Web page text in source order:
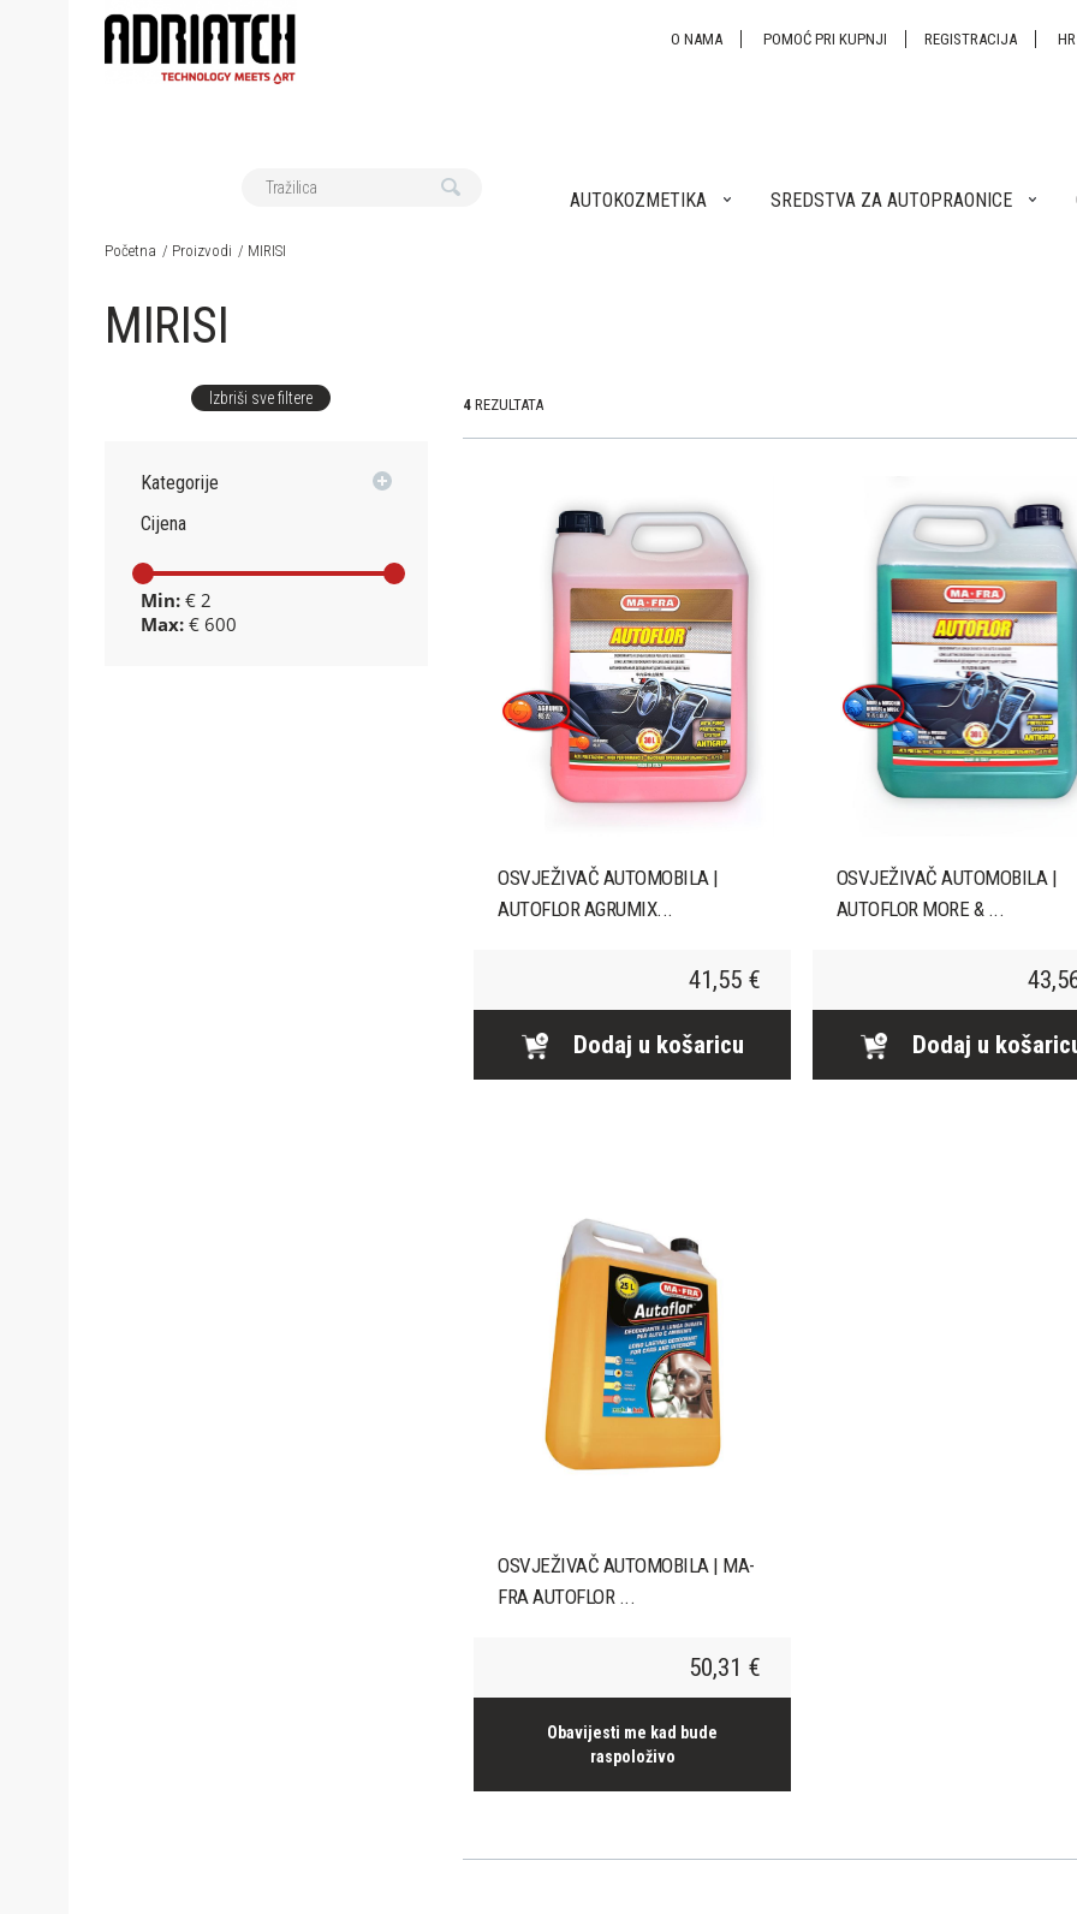
O NAMA POMOĆ PRI KUPNJI REGISTRACIJA
AUTOKOZMETIKA SREDSTVA ZA AUTOPRAONICE
Početna Proizvodi MIRISI
MIRISI
Izbriši sve filtere
Kategorije
Cijena
Min: € 2
Max: € 600
4 REZULTATA
OSVJEŽIVAČ AUTOMOBILA |
AUTOFLOR AGRUMIX...
41,55 €
Dodaj u košaricu
OSVJEŽIVAČ AUTOMOBILA |
AUTOFLOR MORE & ...
Dodaj u
OSVJEŽIVAČ AUTOMOBILA | MA-
FRA AUTOFLOR ...
50,31 €
Obavijesti me kad bude
raspoloživo